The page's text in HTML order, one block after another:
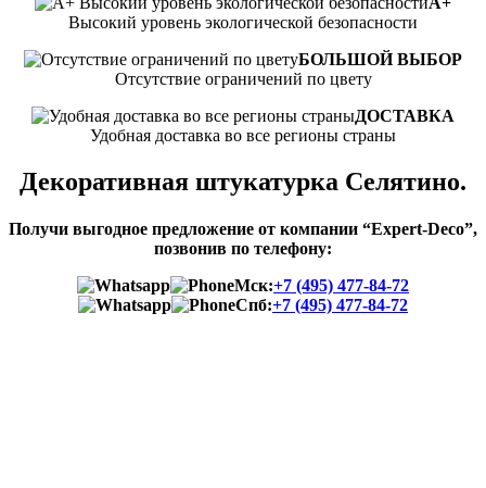
Высокий уровень экологической безопасности
БОЛЬШОЙ ВЫБОР
Отсутствие ограничений по цвету
ДОСТАВКА
Удобная доставка во все регионы страны
Декоративная штукатурка Селятино.
Получи выгодное предложение от компании “Expert-Deco”,
позвонив по телефону:
Мск:+7 (495) 477-84-72
Спб:+7 (495) 477-84-72